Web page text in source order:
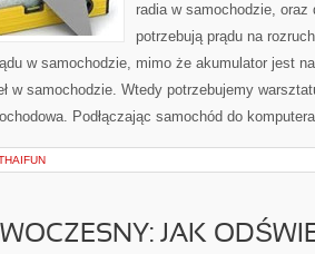
radia w samochodzie,
potrzebują prądu na
w samochodzie, mimo że akumulator jest
w samochodzie. Wtedy potrzebujemy
Podłączając samochód do
JAK